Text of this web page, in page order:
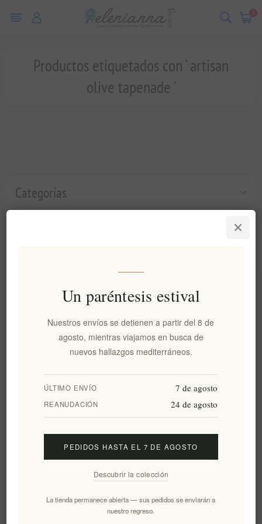
0
Categorías
Productos etiquetados con ' artisan
olive tapenade '
Información
Mi cuenta
Suscribirse Desuscribirse
Un paréntesis estival
Nuestros envíos se detienen a partir del 8 de
agosto, mientras viajamos en busca de
nuevos hallazgos mediterráneos.
ÚLTIMO ENVÍO 7 de agosto
REANUDACIÓN 24 de agosto
PEDIDOS HASTA EL 7 DE AGOSTO
Descubrir la colección
La tienda permanece abierta — sus pedidos se enviarán a
nuestro regreso.